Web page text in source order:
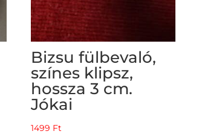
Bizsu fülbevaló,
színes klipsz,
hossza 3 cm.
Jókai
1499 Ft